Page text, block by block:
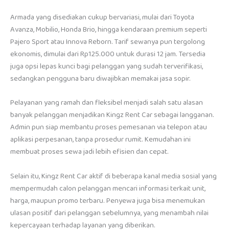
Armada yang disediakan cukup bervariasi, mulai dari Toyota
Avanza, Mobilio, Honda Brio, hingga kendaraan premium seperti
Pajero Sport atau Innova Reborn. Tarif sewanya pun tergolong
ekonomis, dimulai dari Rp125.000 untuk durasi 12 jam. Tersedia
juga opsi lepas kunci bagi pelanggan yang sudah terverifikasi,
sedangkan pengguna baru diwajibkan memakai jasa sopir.
Pelayanan yang ramah dan fleksibel menjadi salah satu alasan
banyak pelanggan menjadikan Kingz Rent Car sebagai langganan.
Admin pun siap membantu proses pemesanan via telepon atau
aplikasi perpesanan, tanpa prosedur rumit. Kemudahan ini
membuat proses sewa jadi lebih efisien dan cepat.
Selain itu, Kingz Rent Car aktif di beberapa kanal media sosial yang
mempermudah calon pelanggan mencari informasi terkait unit,
harga, maupun promo terbaru. Penyewa juga bisa menemukan
ulasan positif dari pelanggan sebelumnya, yang menambah nilai
kepercayaan terhadap layanan yang diberikan.